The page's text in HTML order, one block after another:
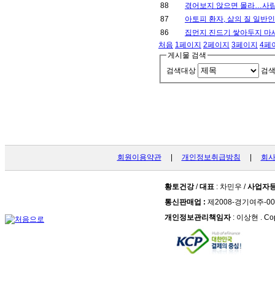
88
겪어보지 않으면 몰라…사
87
아토피 환자, 삶의 질 일반
86
집먼지 진드기 쌓아두지 마
처음 1 페이지 2페이지 3페이지 4페
게시물 검색
검색대상
검
회원이용약관| 개인정보취급방침 회
황토건강/대표 : 차민우 /사업자
통신판매업 : 제2008-경기여주-
개인정보관리책임자: 이상현 .